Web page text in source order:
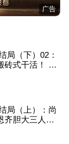
广告
局（下）02：
砖式干活！ 尚
局（上）：尚
齐胆大三人组